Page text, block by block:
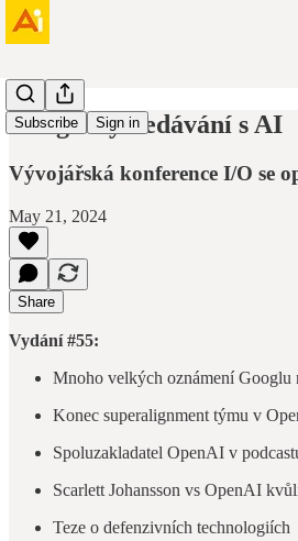
Subscribe Sign in
Google vyhledávání s AI
Vývojářská konference I/O se
May 21, 2024
Share
Vydání #55:
Mnoho velkých oznámení Googlu
Konec superalignment týmu v
Spoluzakladatel OpenAI v
Scarlett Johansson vs OpenAI
Teze o defenzivních technologiích